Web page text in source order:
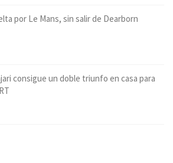
por Le Mans, sin salir de Dearborn
consigue un doble triunfo en casa para